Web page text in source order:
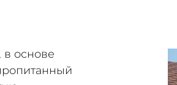
основе